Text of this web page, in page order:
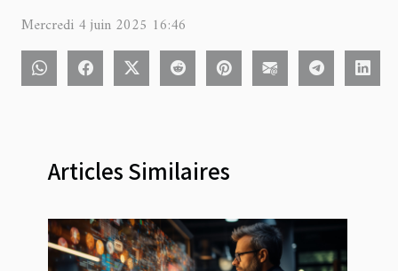
Mercredi 4 juin 2025 16:46
Articles Similaires